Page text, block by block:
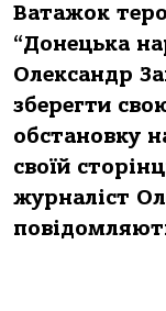
Ватажок
“Донецька
Олександр
зберегти
обстановку
своїй
журналіст